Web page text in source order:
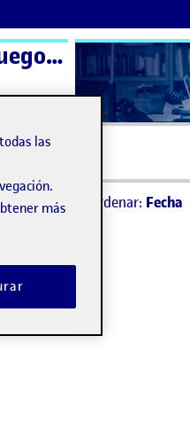
Programació de videojocs 2D – Aula 1 | Programación de videojuegos 2D – Aula 1
Ordenar: Fecha
Monkey Island)
las
más